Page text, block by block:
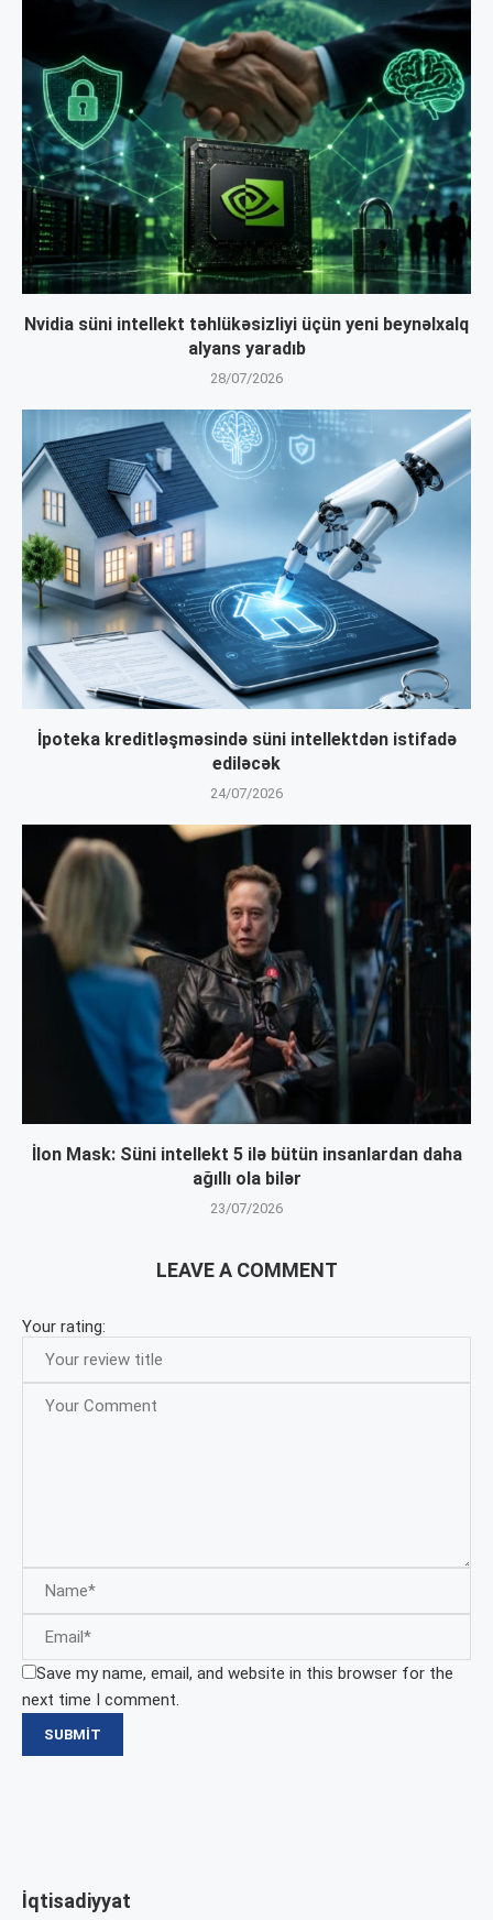
Nvidia süni intellekt təhlükəsizliyi üçün yeni beynəlxalq
alyans yaradıb
28/07/2026
İpoteka kreditləşməsində süni intellektdən istifadə
ediləcək
24/07/2026
İlon Mask: Süni intellekt 5 ilə bütün insanlardan daha
ağıllı ola bilər
23/07/2026
LEAVE A COMMENT
Your rating:
Save my name, email, and website in this browser for the
next time I comment.
İqtisadiyyat